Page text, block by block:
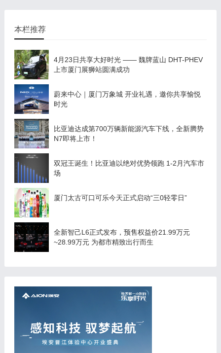
本栏推荐
4月23日共享大好时光 —— 魏牌蓝山 DHT-PHEV
上市厦门展狮站圆满成功
蔚来中心｜厦门万象城 开业礼遇，邀你共享愉悦
时光
比亚迪达成第700万辆新能源汽车下线，全新腾势
N7即将上市！
双冠王诞生！比亚迪以绝对优势领跑 1-2月汽车市
场
厦门太古可口可乐今天正式启动“三0轻零日”
全新智己L6正式发布，预售权益价21.99万元
~28.99万元 为都市精致出行而生